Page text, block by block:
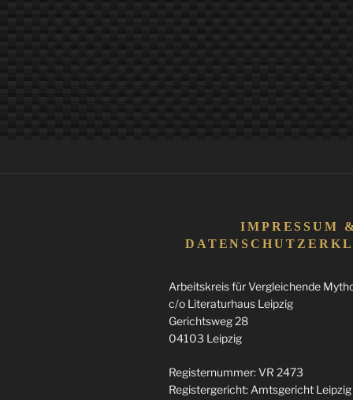
IMPRESSUM &
Arbeitskreis für Vergleichende
c/o Literaturhaus Leipzig
Gerichtsweg 28
04103 Leipzig
Registernummer: VR 2473
Registergericht: Amtsgericht Leipzig